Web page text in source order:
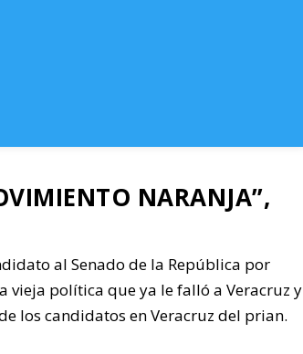
NARANJA”,
al Senado de la República por
vieja política que ya le falló a Veracruz y
los candidatos en Veracruz del prian.